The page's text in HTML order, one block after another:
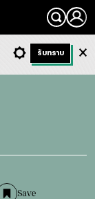
Search
Save
Dark ฟังข่าว
รับทราบ